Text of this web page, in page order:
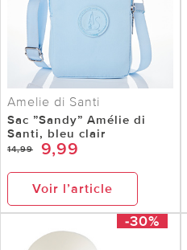
Amelie di Santi
Sac ”Sandy” Amélie di
Santi, bleu clair
14,99 9,99
Voir l’article
-30%